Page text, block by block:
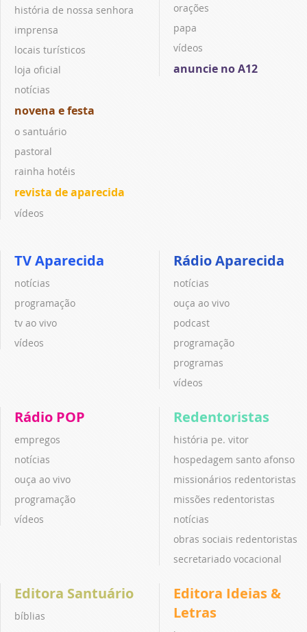
história de nossa senhora
imprensa
locais turísticos
loja oficial
notícias
novena e festa
o santuário
pastoral
rainha hotéis
revista de aparecida
vídeos
orações
papa
vídeos
anuncie no A12
TV Aparecida
notícias
programação
tv ao vivo
vídeos
Rádio Aparecida
notícias
ouça ao vivo
podcast
programação
programas
vídeos
Rádio POP
empregos
notícias
ouça ao vivo
programação
vídeos
Redentoristas
história pe. vitor
hospedagem santo afonso
missionários redentoristas
missões redentoristas
notícias
obras sociais redentoristas
secretariado vocacional
Editora Santuário
bíblias
Editora Ideias &
Letras